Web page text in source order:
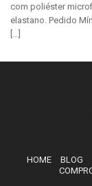
com poliéster
elastano. Pedido
HOME BLOG